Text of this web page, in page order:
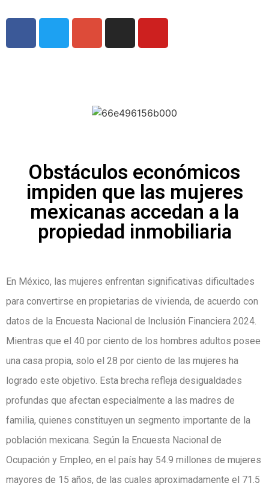
Obstáculos económicos
impiden que las mujeres
mexicanas accedan a la
propiedad inmobiliaria
En México, las mujeres enfrentan significativas dificultades
para convertirse en propietarias de vivienda, de acuerdo con
datos de la Encuesta Nacional de Inclusión Financiera 2024.
Mientras que el 40 por ciento de los hombres adultos posee
una casa propia, solo el 28 por ciento de las mujeres ha
logrado este objetivo. Esta brecha refleja desigualdades
profundas que afectan especialmente a las madres de
familia, quienes constituyen un segmento importante de la
población mexicana. Según la Encuesta Nacional de
Ocupación y Empleo, en el país hay 54.9 millones de mujeres
mayores de 15 años, de las cuales aproximadamente el 71.5